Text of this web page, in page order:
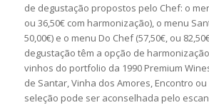
de degustação propostos pelo Chef: o
ou 36,50€ com harmonização), o menu
50,00€) e o menu Do Chef (57,50€, ou
degustação têm a opção de
vinhos do portfolio da 1990 Premium
de Santar, Vinha dos Amores, Encontro
seleção pode ser aconselhada pelo